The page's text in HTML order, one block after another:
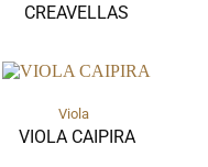
CREAVELLAS
Viola
VIOLA CAIPIRA